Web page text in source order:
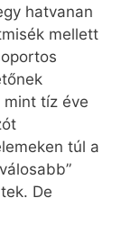
hatvanan
mellett
tíz éve
túl a
De